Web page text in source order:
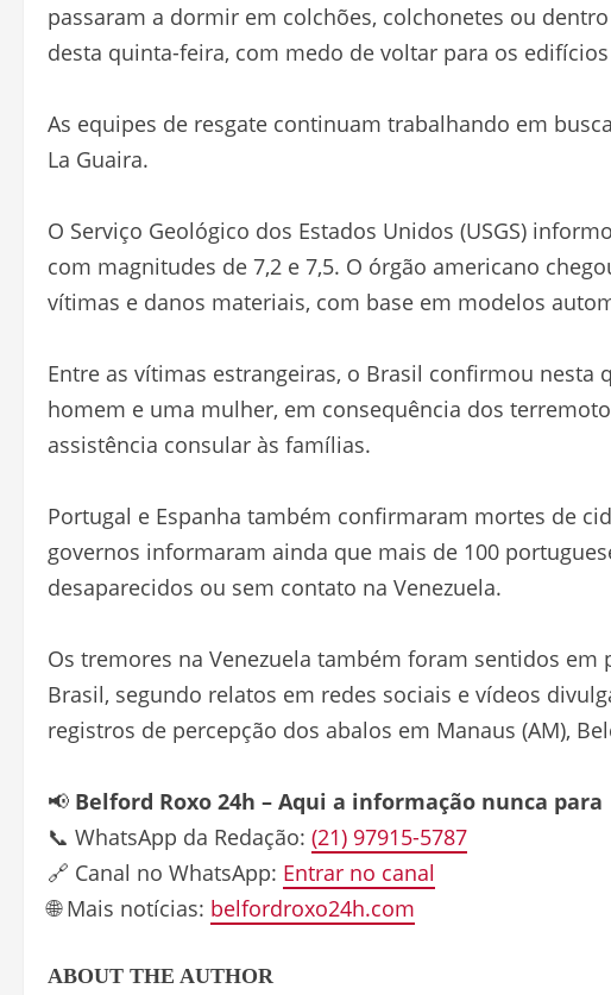
passaram a dormir em colchões, colchonetes ou
desta quinta-feira, com medo de voltar para os
As equipes de resgate continuam trabalhando em
La Guaira.
O Serviço Geológico dos Estados Unidos (USGS)
com magnitudes de 7,2 e 7,5. O órgão americano
vítimas e danos materiais, com base em modelos
Entre as vítimas estrangeiras, o Brasil confirmou
homem e uma mulher, em consequência dos
assistência consular às famílias.
Portugal e Espanha também confirmaram mortes de
governos informaram ainda que mais de 100
desaparecidos ou sem contato na Venezuela.
Os tremores na Venezuela também foram sentidos
Brasil, segundo relatos em redes sociais e vídeos
registros de percepção dos abalos em Manaus (AM),
📢 Belford Roxo 24h – Aqui a informação nunca para
📞 WhatsApp da Redação: (21) 97915-5787
🔗 Canal no WhatsApp: Entrar no canal
🌐 Mais notícias: belfordroxo24h.com
ABOUT THE AUTHOR